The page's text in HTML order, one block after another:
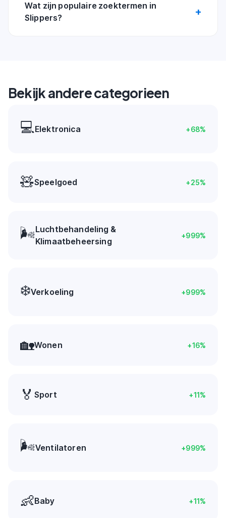
Wat zijn populaire zoektermen in
Slippers?
Bekijk andere categorieen
💻Elektronica +68%
🧸Speelgoed +25%
🌬️Luchtbehandeling &
Klimaatbeheersing
+999%
❄️Verkoeling +999%
🏡Wonen +16%
🏅 Sport +11%
🌬️Ventilatoren +999%
👶Baby +11%